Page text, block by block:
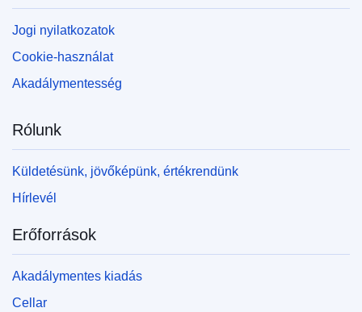
Jogi nyilatkozatok
Cookie-használat
Akadálymentesség
Rólunk
Küldetésünk, jövőképünk, értékrendünk
Hírlevél
Erőforrások
Akadálymentes kiadás
Cellar